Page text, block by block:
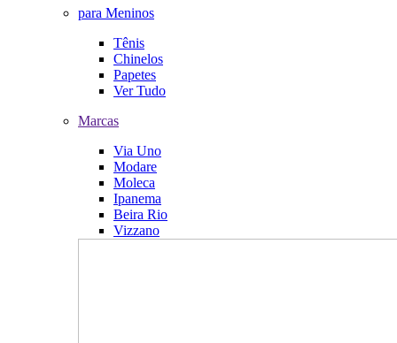
para Meninos
Tênis
Chinelos
Papetes
Ver Tudo
Marcas
Via Uno
Modare
Moleca
Ipanema
Beira Rio
Vizzano